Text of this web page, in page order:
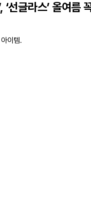
‘선글라스’ 올여름
이템.